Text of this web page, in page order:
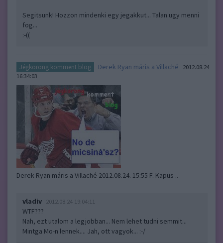
Segitsunk! Hozzon mindenki egy jegakkut... Talan ugy menni
fog...
:-((
Jégkorong komment blog Derek Ryan máris a Villaché
2012.08.24
16:34:03
Derek Ryan máris a Villaché 2012.08.24. 15:55 F. Kapus ..
vladiv 2012.08.24 19:04:11
WTF???
Nah, ezt utalom a legjobban... Nem lehet tudni semmit...
Mintga Mo-n lennek.... Jah, ott vagyok... :-/